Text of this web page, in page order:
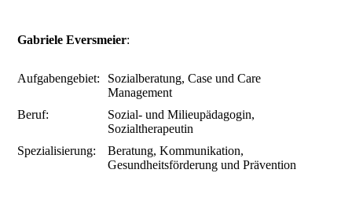
Gabriele Eversmeier:
Aufgabengebiet:
Sozialberatung, Case und Care
Management
Beruf:
Sozial- und Milieupädagogin,
Sozialtherapeutin
Spezialisierung:
Beratung, Kommunikation,
Gesundheitsförderung und Prävention